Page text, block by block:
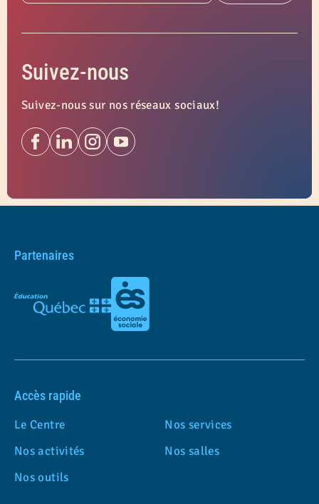
Suivez-nous
Suivez-nous sur nos réseaux sociaux!
Partenaires
Accès rapide
Le Centre
Nos services
Nos activités
Nos salles
Nos outils